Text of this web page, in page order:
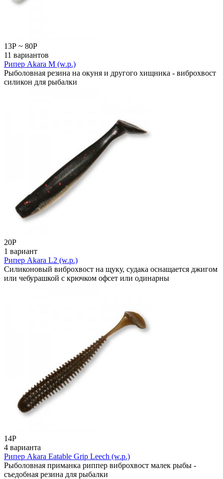
13Р ~ 80Р
11 вариантов
Рипер Akara M (w.p.)
Рыболовная резина на окуня и другого хищника - виброхвост
силикон для рыбалки
20Р
1 вариант
Рипер Akara L2 (w.p.)
Силиконовый виброхвост на щуку, судака оснащается джигом
или чебурашкой с крючком офсет или одинарны
14Р
4 варианта
Рипер Akara Eatable Grip Leech (w.p.)
Рыболовная приманка риппер виброхвост малек рыбы -
съедобная резина для рыбалки